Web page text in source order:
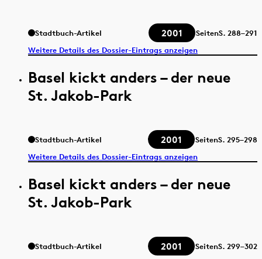
Stadtbuch-Artikel 2001 SeitenS. 288–291
Weitere Details des Dossier-Eintrags anzeigen
Basel kickt anders – der neue
St. Jakob-Park
Stadtbuch-Artikel 2001 SeitenS. 295–298
Weitere Details des Dossier-Eintrags anzeigen
Basel kickt anders – der neue
St. Jakob-Park
Stadtbuch-Artikel 2001 SeitenS. 299–302